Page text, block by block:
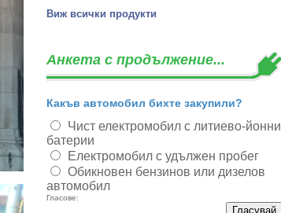
Виж всички продукти
Анкета с продължение...
Какъв автомобил бихте закупили?
Чист електромобил с литиево-йонни
батерии
Електромобил с удължен пробег
Обикновен бензинов или дизелов
автомобил
Гласове: